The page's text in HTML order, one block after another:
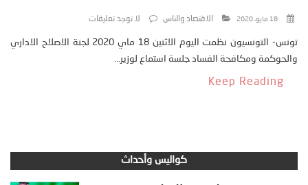
18 مايو، 2020 الاقتصاد والناس لا توجد تعليقات
تونس- التونسيون نظمت اليوم الاثنين 18 ماي 2020 لجنة الاصلاح الاداري
والحوكمة ومكافحة الفساد جلسة استماع لوزير...
Keep Reading
كواليس وأحداث